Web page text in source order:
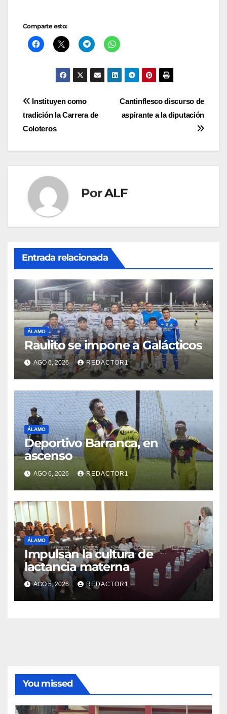
Comparte esto:
Navegación
de
entradas
Cantinflesco discurso de
aspirante a la diputación
Instituyen como
tradición la Carrera de
Coloteros
PorALF
Entrada relacionada
ÁLAMO
Raulito se impone a Galácticos
AGO 6, 2026 REDACTOR1
ÁLAMO
Deportivo Barranca, en
ascenso
AGO 6, 2026 REDACTOR1
ÁLAMO
Impulsan la cultura de
lactancia materna
AGO 5, 2026 REDACTOR1
You missed